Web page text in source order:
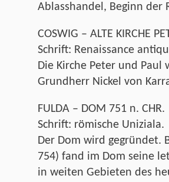
Ablasshandel, Beginn der
COSWIG – ALTE KIRCHE
Schrift: Renaissance
Die Kirche Peter und
Grundherr Nickel von
FULDA – DOM 751 n. CHR.
Schrift: römische Uniziala.
Der Dom wird gegründet.
754) fand im Dom seine
in weiten Gebieten des